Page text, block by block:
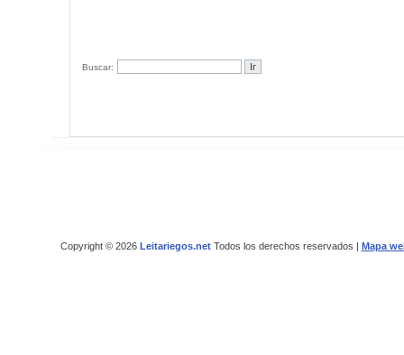
Buscar:
Copyright © 2026 Leitariegos.netTodos los derechos reservados | Mapa